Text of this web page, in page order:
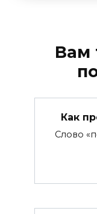
Вам
Как
Слово